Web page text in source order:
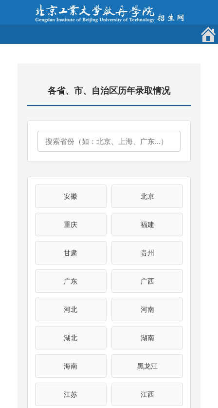
各省、市、自治区历年录取情况
安徽 北京
重庆 福建
甘肃 贵州
广东 广西
河北 河南
湖北 湖南
海南 黑龙江
江苏 江西